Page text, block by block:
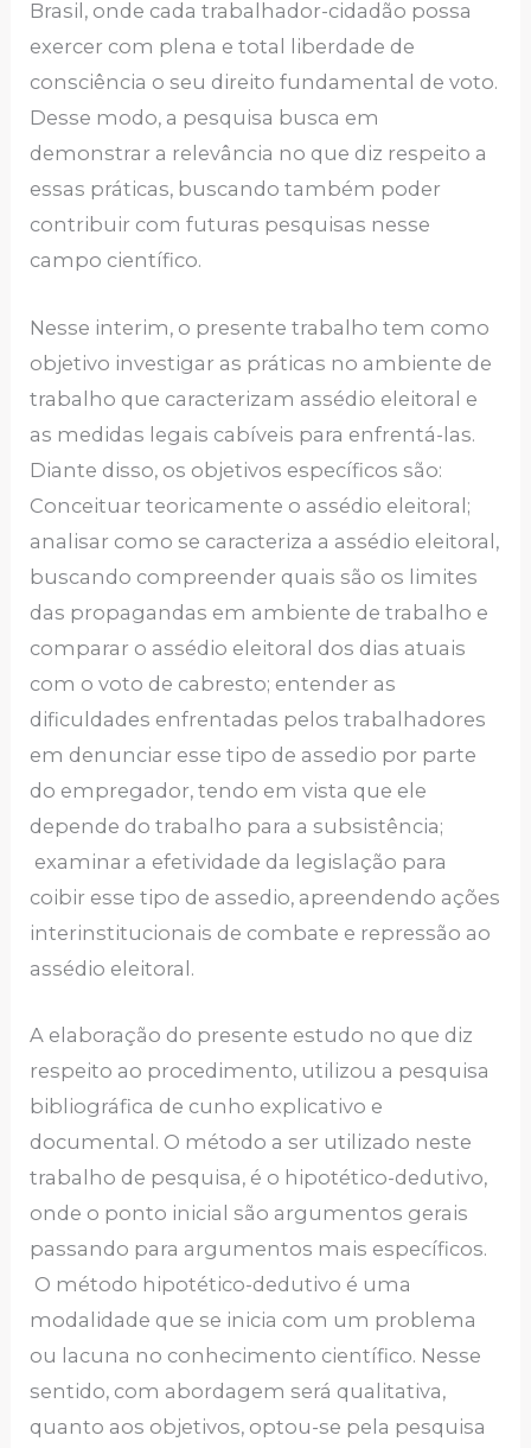
Brasil, onde cada trabalhador-cidadão possa
exercer com plena e total liberdade de
consciência o seu direito fundamental de voto.
Desse modo, a pesquisa busca em
demonstrar a relevância no que diz respeito a
essas práticas, buscando também poder
contribuir com futuras pesquisas nesse
campo científico.
Nesse interim, o presente trabalho tem como
objetivo investigar as práticas no ambiente de
trabalho que caracterizam assédio eleitoral e
as medidas legais cabíveis para enfrentá-las.
Diante disso, os objetivos específicos são:
Conceituar teoricamente o assédio eleitoral;
analisar como se caracteriza a assédio eleitoral,
buscando compreender quais são os limites
das propagandas em ambiente de trabalho e
comparar o assédio eleitoral dos dias atuais
com o voto de cabresto; entender as
dificuldades enfrentadas pelos trabalhadores
em denunciar esse tipo de assedio por parte
do empregador, tendo em vista que ele
depende do trabalho para a subsistência;
examinar a efetividade da legislação para
coibir esse tipo de assedio, apreendendo ações
interinstitucionais de combate e repressão ao
assédio eleitoral.
A elaboração do presente estudo no que diz
respeito ao procedimento, utilizou a pesquisa
bibliográfica de cunho explicativo e
documental. O método a ser utilizado neste
trabalho de pesquisa, é o hipotético-dedutivo,
onde o ponto inicial são argumentos gerais
passando para argumentos mais específicos.
O método hipotético-dedutivo é uma
modalidade que se inicia com um problema
ou lacuna no conhecimento científico. Nesse
sentido, com abordagem será qualitativa,
quanto aos objetivos, optou-se pela pesquisa